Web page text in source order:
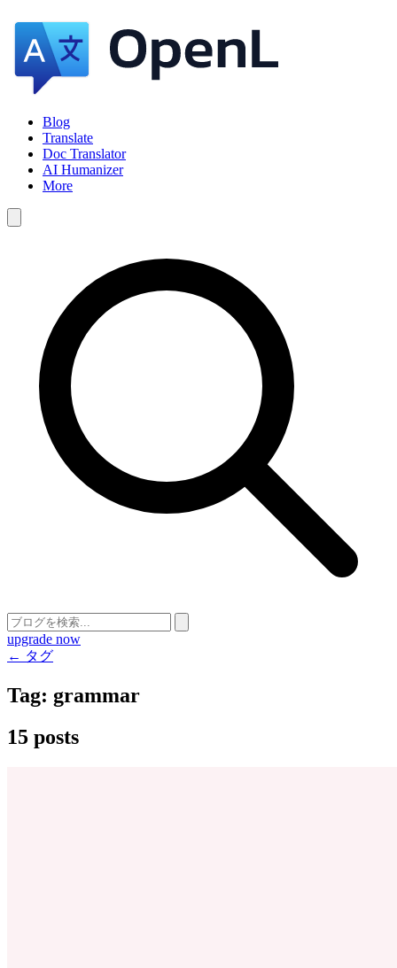
Blog
Translate
Doc Translator
AI Humanizer
More
upgrade now
← タグ
Tag: grammar
15 posts